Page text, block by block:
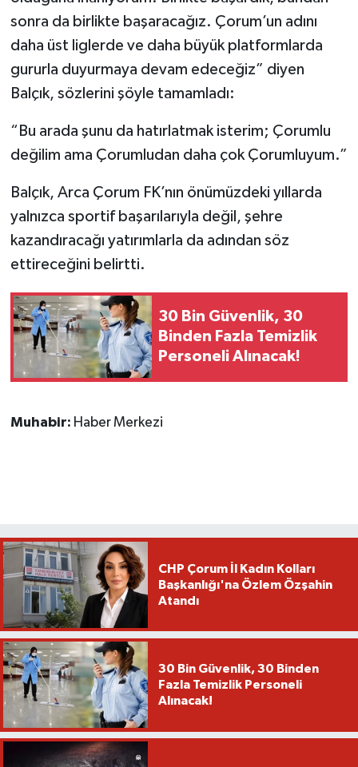
sonra da birlikte başaracağız. Çorum’un adını
daha üst liglerde ve daha büyük platformlarda
gururla duyurmaya devam edeceğiz” diyen
Balçık, sözlerini şöyle tamamladı:
“Bu arada şunu da hatırlatmak isterim; Çorumlu
değilim ama Çorumludan daha çok Çorumluyum.”
Balçık, Arca Çorum FK’nın önümüzdeki yıllarda
yalnızca sportif başarılarıyla değil, şehre
kazandıracağı yatırımlarla da adından söz
ettireceğini belirtti.
30 Bin Güvenlik, 30
Binden Fazla Temizlik
Personeli Alınacak!
Muhabir: Haber Merkezi
CHP Çorum İl Kadın Kolları
Başkanlığı'na Özlem Özşahin
Atandı
30 Bin Güvenlik, 30 Binden
Fazla Temizlik Personeli
Alınacak!